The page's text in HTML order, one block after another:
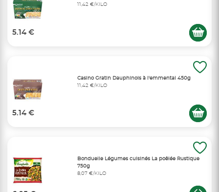
11,42 €/KILO
5.14 €
Casino Gratin Dauphinois à l'emmental 450g
11,42 €/KILO
5.14 €
Bonduelle Légumes cuisinés La poêlée Rustique
750g
8,07 €/KILO